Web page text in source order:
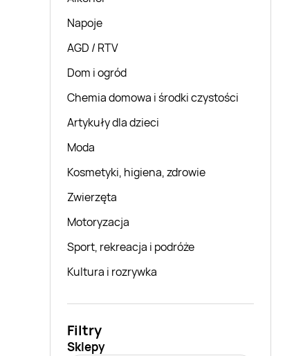
Napoje
AGD / RTV
Dom i ogród
Chemia domowa i środki czystości
Artykuły dla dzieci
Moda
Kosmetyki, higiena, zdrowie
Zwierzęta
Motoryzacja
Sport, rekreacja i podróże
Kultura i rozrywka
Filtry
Sklepy